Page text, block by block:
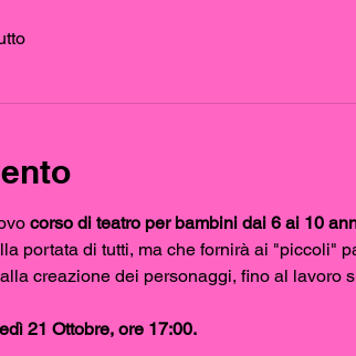
corso di teatro per bambini dai 6 ai 10
portata di tutti, ma che fornirà ai "piccoli"
creazione dei personaggi, fino al lavoro
21 Ottobre, ore 17:00.